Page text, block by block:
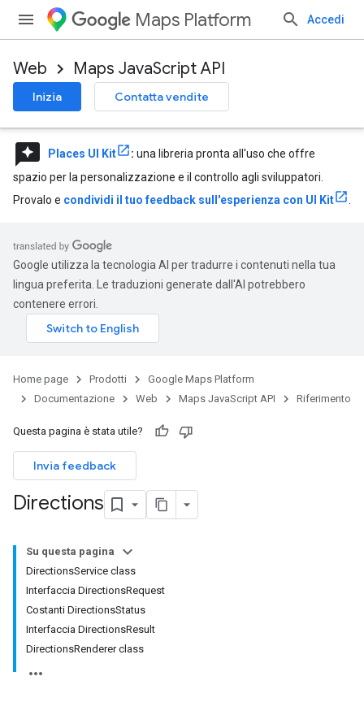
Maps Platform Accedi
Web Maps JavaScript API
Inizia Contatta vendite
reviews Places UI Kit : una libreria pronta all'uso che offre
spazio per la personalizzazione e il controllo agli sviluppatori.
Provalo e condividi il tuo feedback sull'esperienza con UI Kit .
Google utilizza la tecnologia AI per tradurre i contenuti nella tua
lingua preferita. Le traduzioni generate dall'AI potrebbero
contenere errori.
Home page Prodotti
Google Maps Platform
Documentazione
Web Maps JavaScript API Riferimento
Questa pagina è stata utile?
Invia feedback
Directions
Su questa pagina
DirectionsService class
Interfaccia DirectionsRequest
Costanti DirectionsStatus
Interfaccia DirectionsResult
DirectionsRenderer class